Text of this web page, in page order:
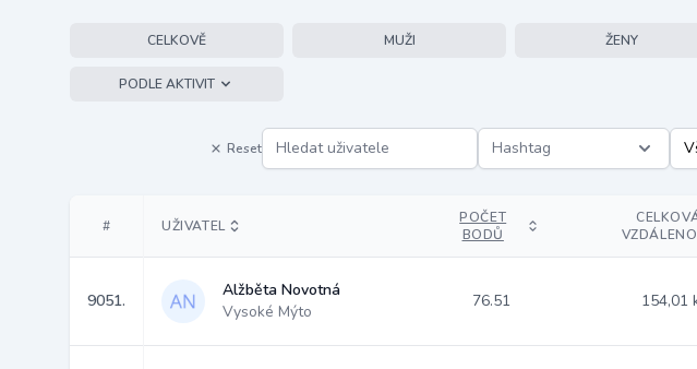
CELKOVĚ MUŽI ŽENY
PODLE AKTIVIT
Reset Hashtag
# UŽIVATEL
POČET
BODŮ
9051.
Alžběta Novotná
Vysoké Mýto
76.51 154,01